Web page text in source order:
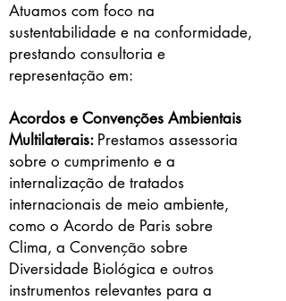
Atuamos com foco na
sustentabilidade e na conformidade,
prestando consultoria e
representação em:
Acordos e Convenções Ambientais
Multilaterais: Prestamos assessoria
sobre o cumprimento e a
internalização de tratados
internacionais de meio ambiente,
como o Acordo de Paris sobre
Clima, a Convenção sobre
Diversidade Biológica e outros
instrumentos relevantes para a